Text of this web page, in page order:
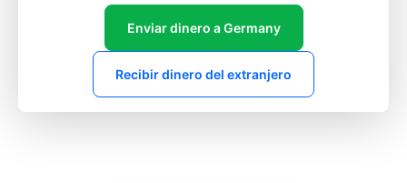
Enviar dinero a Germany
Recibir dinero del extranjero